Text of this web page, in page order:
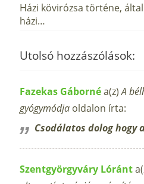
Házi kövirózsa történe,
házi…
Utolsó hozzászólások:
Fazekas Gábornéa(z)A
gyógymódja oldalon írta:
Csodálatos dolog hogy
Szentgyörgyváry Lóránt